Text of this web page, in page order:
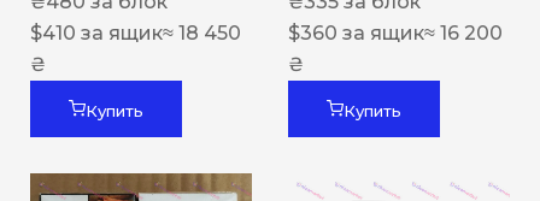
$410 за ящик≈ 18 450
₴
Купить
$360 за ящик≈ 16 200
₴
Купить